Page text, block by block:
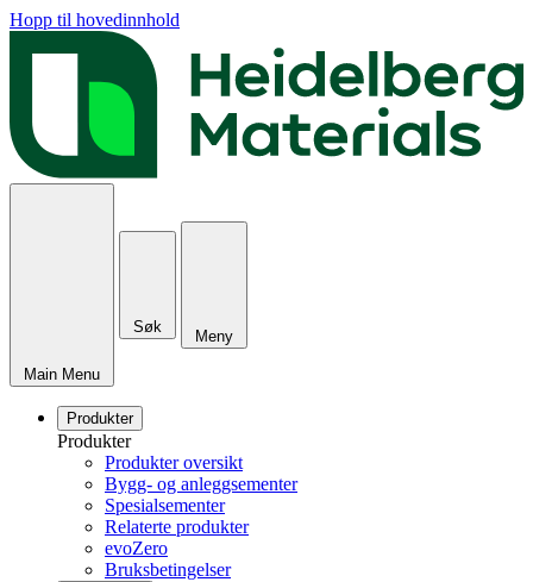
Hopp til hovedinnhold
Main Menu
Søk
Meny
Produkter
Produkter
Produkter oversikt
Bygg- og anleggsementer
Spesialsementer
Relaterte produkter
evoZero
Bruksbetingelser